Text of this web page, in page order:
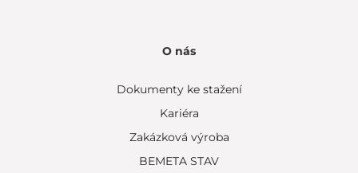
O nás
Dokumenty ke stažení
Kariéra
Zakázková výroba
BEMETA STAV